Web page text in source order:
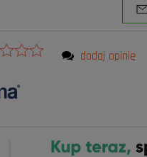
dodaj opinię